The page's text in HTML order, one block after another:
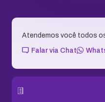
Atendemos você todos
Falar via Chat